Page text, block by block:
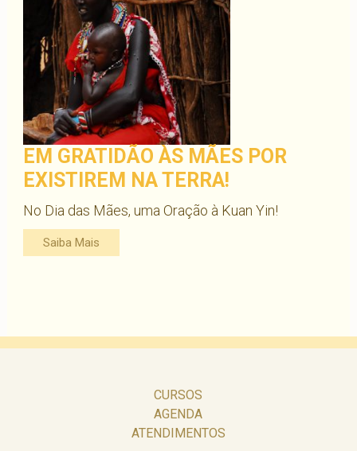
EM GRATIDÃO ÀS MÃES POR
EXISTIREM NA TERRA!
No Dia das Mães, uma Oração à Kuan Yin!
Saiba Mais
CURSOS
AGENDA
ATENDIMENTOS